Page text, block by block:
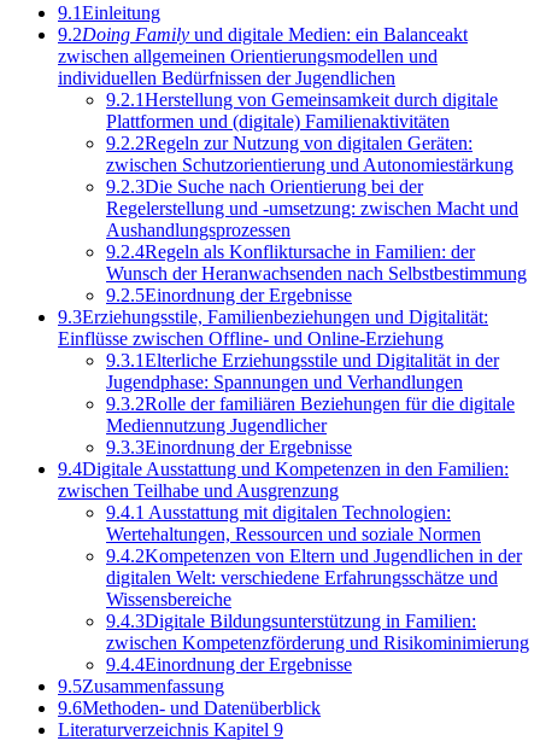
9.1Einleitung
9.2Doing Family und digitale Medien: ein Balanceakt
zwischen allgemeinen Orientierungsmodellen und
individuellen Bedürfnissen der Jugendlichen
9.2.1Herstellung von Gemeinsamkeit durch digitale
Plattformen und (digitale) Familienaktivitäten
9.2.2Regeln zur Nutzung von digitalen Geräten:
zwischen Schutzorientierung und Autonomiestärkung
9.2.3Die Suche nach Orientierung bei der
Regelerstellung und -umsetzung: zwischen Macht und
Aushandlungsprozessen
9.2.4Regeln als Konfliktursache in Familien: der
Wunsch der Heranwachsenden nach Selbstbestimmung
9.2.5Einordnung der Ergebnisse
9.3Erziehungsstile, Familienbeziehungen und Digitalität:
Einflüsse zwischen Offline- und Online-Erziehung
9.3.1Elterliche Erziehungsstile und Digitalität in der
Jugendphase: Spannungen und Verhandlungen
9.3.2Rolle der familiären Beziehungen für die digitale
Mediennutzung Jugendlicher
9.3.3Einordnung der Ergebnisse
9.4Digitale Ausstattung und Kompetenzen in den Familien:
zwischen Teilhabe und Ausgrenzung
9.4.1 Ausstattung mit digitalen Technologien:
Wertehaltungen, Ressourcen und soziale Normen
9.4.2Kompetenzen von Eltern und Jugendlichen in der
digitalen Welt: verschiedene Erfahrungsschätze und
Wissensbereiche
9.4.3Digitale Bildungsunterstützung in Familien:
zwischen Kompetenzförderung und Risikominimierung
9.4.4Einordnung der Ergebnisse
9.5Zusammenfassung
9.6Methoden- und Datenüberblick
Literaturverzeichnis Kapitel 9